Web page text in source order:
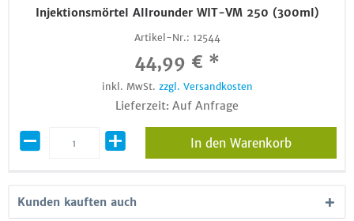
Injektionsmörtel Allrounder WIT-VM 250 (300ml)
Artikel-Nr.: 12544
44,99 € *
inkl. MwSt. zzgl. Versandkosten
Lieferzeit: Auf Anfrage
In den Warenkorb
Kunden kauften auch